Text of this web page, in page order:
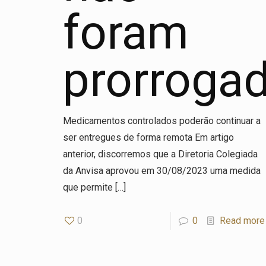
foram
Medicamentos controlados poderão continuar a
ser entregues de forma remota Em artigo
anterior, discorremos que a Diretoria Colegiada
da Anvisa aprovou em 30/08/2023 uma medida
que permite […]
0 0 Read more